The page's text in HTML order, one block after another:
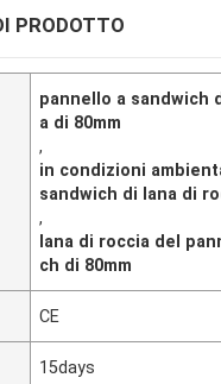
PRODOTTO
pannello a sandwich
a di 80mm
,
in condizioni
sandwich di lana di
,
lana di roccia del
ch di 80mm
CE
15days